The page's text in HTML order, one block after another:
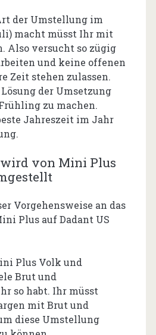
der Umstellung im
macht müsst Ihr mit
Also versucht so zügig
und keine offenen
Zeit stehen zulassen.
der Umsetzung
zu machen.
Jahreszeit im Jahr
von Mini Plus
Vorgehensweise an das
Plus auf Dadant US
Plus Volk und
Brut und
so habt. Ihr müsst
mit Brut und
diese Umstellung